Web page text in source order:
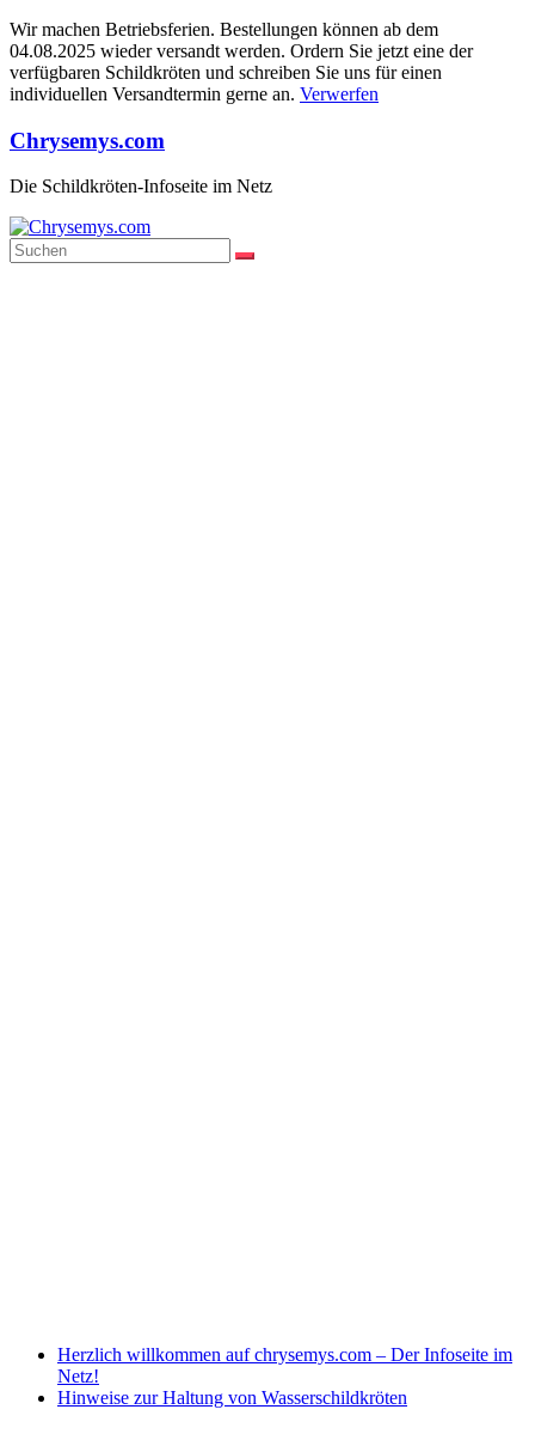
Wir machen Betriebsferien. Bestellungen können ab dem
04.08.2025 wieder versandt werden. Ordern Sie jetzt eine der
verfügbaren Schildkröten und schreiben Sie uns für einen
individuellen Versandtermin gerne an. Verwerfen
Zum
Inhalt
springen
Chrysemys.com
Die Schildkröten-Infoseite im Netz
Herzlich willkommen auf chrysemys.com – Der Infoseite im
Netz!
Hinweise zur Haltung von Wasserschildkröten